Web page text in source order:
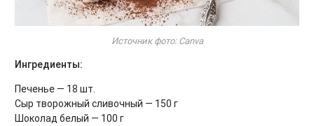
Источник фото: Canva
Ингредиенты:
Печенье — 18 шт.
Сыр творожный сливочный — 150 г
Шоколад белый — 100 г